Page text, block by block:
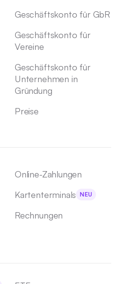
Geschäftskonto für GbR
Geschäftskonto für
Vereine
Geschäftskonto für
Unternehmen in
Gründung
Preise
Online-Zahlungen
Kartenterminals
NEU
Rechnungen